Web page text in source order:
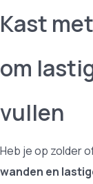
Kast
om
vullen
Heb je op zolder
wanden en